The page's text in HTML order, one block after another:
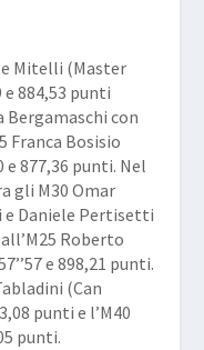
Mitelli (Master
e 884,53 punti
Bergamaschicon
Franca Bosisio
e 877,36 punti. Nel
gli M30Omar
e Daniele Pertisetti
Roberto
e 898,21 punti.
(Can
punti e l’M40
punti.